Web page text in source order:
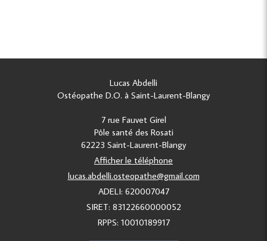
Lucas Abdelli
Ostéopathe D.O. à Saint-Laurent-Blangy
7 rue Fauvet Girel
Pôle santé des Rosati
62223 Saint-Laurent-Blangy
Afficher le téléphone
lucas.abdelli.osteopathe@gmail.com
ADELI: 620007047
SIRET: 83122660000052
RPPS: 10010189917